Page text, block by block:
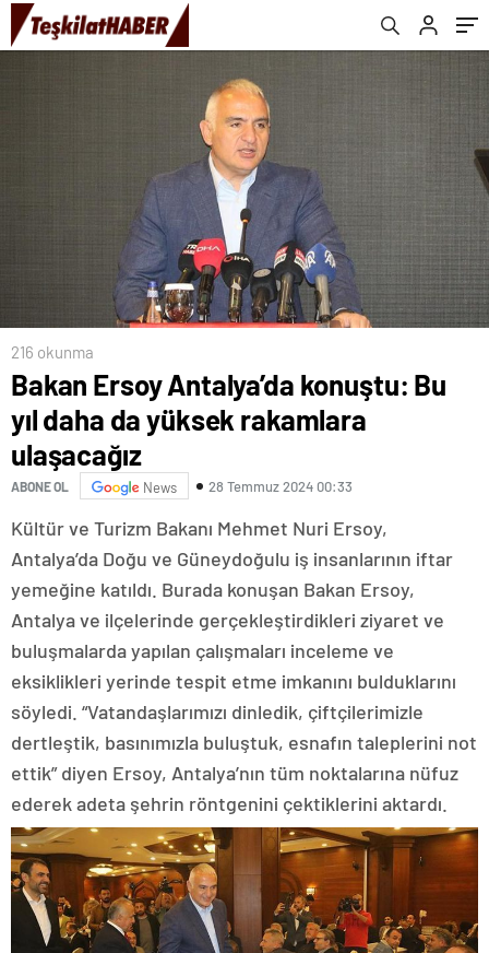
216 okunma
Bakan Ersoy Antalya’da konuştu: Bu
yıl daha da yüksek rakamlara
ulaşacağız
ABONE OL News 28 Temmuz 2024 00:33
Kültür ve Turizm Bakanı Mehmet Nuri Ersoy,
Antalya’da Doğu ve Güneydoğulu iş insanlarının iftar
yemeğine katıldı. Burada konuşan Bakan Ersoy,
Antalya ve ilçelerinde gerçekleştirdikleri ziyaret ve
buluşmalarda yapılan çalışmaları inceleme ve
eksiklikleri yerinde tespit etme imkanını bulduklarını
söyledi. “Vatandaşlarımızı dinledik, çiftçilerimizle
dertleştik, basınımızla buluştuk, esnafın taleplerini not
ettik” diyen Ersoy, Antalya’nın tüm noktalarına nüfuz
ederek adeta şehrin röntgenini çektiklerini aktardı.